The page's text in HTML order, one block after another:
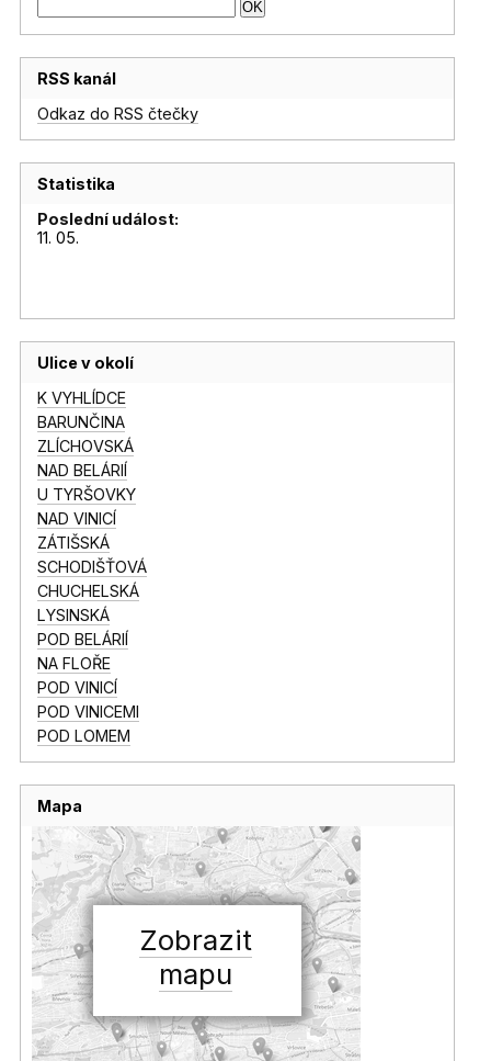
RSS kanál
Odkaz do RSS čtečky
Statistika
Poslední událost:
11. 05.
Ulice v okolí
K VYHLÍDCE
BARUNČINA
ZLÍCHOVSKÁ
NAD BELÁRIÍ
U TYRŠOVKY
NAD VINICÍ
ZÁTIŠSKÁ
SCHODIŠŤOVÁ
CHUCHELSKÁ
LYSINSKÁ
POD BELÁRIÍ
NA FLOŘE
POD VINICÍ
POD VINICEMI
POD LOMEM
Mapa
Zobrazit
mapu